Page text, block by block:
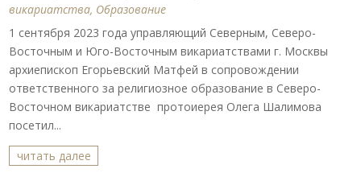
викариатства, Образование
1 сентября 2023 года управляющий Северным, Северо-
Восточным и Юго-Восточным викариатствами г. Москвы
архиепископ Егорьевский Матфей в сопровождении
ответственного за религиозное образование в Северо-
Восточном викариатстве протоиерея Олега Шалимова
посетил...
читать далее